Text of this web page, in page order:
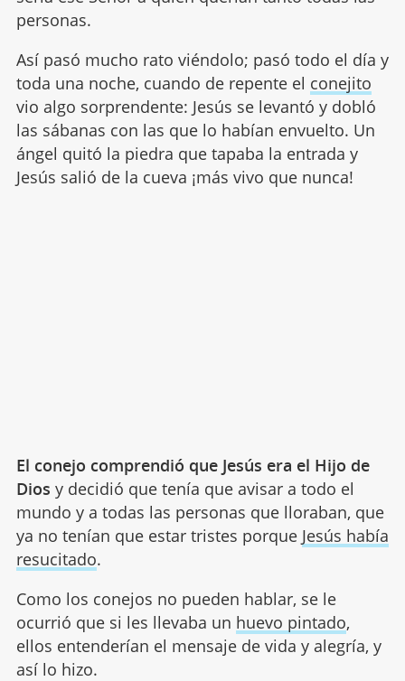
personas.
Así pasó mucho rato viéndolo; pasó todo el día y
toda una noche, cuando de repente el conejito
vio algo sorprendente: Jesús se levantó y dobló
las sábanas con las que lo habían envuelto. Un
ángel quitó la piedra que tapaba la entrada y
Jesús salió de la cueva ¡más vivo que nunca!
El conejo comprendió que Jesús era el Hijo de
Dios y decidió que tenía que avisar a todo el
mundo y a todas las personas que lloraban, que
ya no tenían que estar tristes porque Jesús había
resucitado.
Como los conejos no pueden hablar, se le
ocurrió que si les llevaba un huevo pintado,
ellos entenderían el mensaje de vida y alegría, y
así lo hizo.